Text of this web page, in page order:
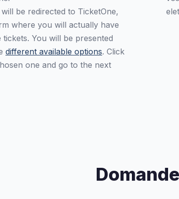
be redirected to TicketOne,
where you will actually have
You will be presented
different available options. Click
one and go to the next